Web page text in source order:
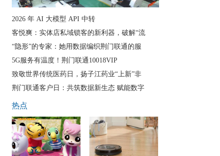
2026 年 AI 大模型 API 中转
客悦爽：实体店私域锁客的新利器，破解“流
“隐形”的专家：她用数据编织荆门联通的服
5G服务有温度！荆门联通10018VIP
致敬世界传统医药日，扬子江药业“上新”非
荆门联通客户日：共筑数据新生态 赋能数字
热点